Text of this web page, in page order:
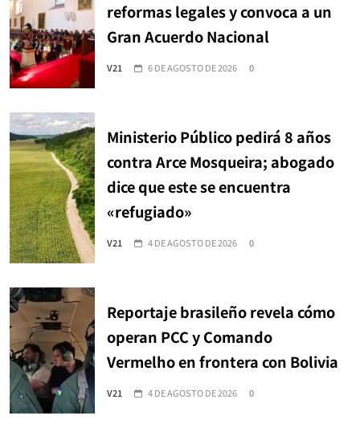
reformas legales y convoca a un
Gran Acuerdo Nacional
V21 6 DE AGOSTO DE 2026 0
Ministerio Público pedirá 8 años
contra Arce Mosqueira; abogado
dice que este se encuentra
«refugiado»
V21 4 DE AGOSTO DE 2026 0
Reportaje brasileño revela cómo
operan PCC y Comando
Vermelho en frontera con Bolivia
V21 4 DE AGOSTO DE 2026 0